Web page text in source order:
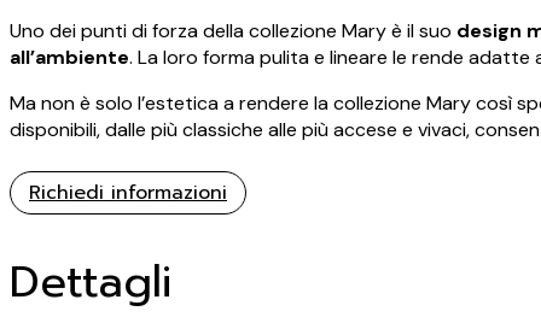
Uno dei punti di forza della collezione Mary è il suo design
all’ambiente. La loro forma pulita e lineare le rende adatte
Ma non è solo l’estetica a rendere la collezione Mary così
disponibili, dalle più classiche alle più accese e vivaci,
Richiedi informazioni
Dettagli